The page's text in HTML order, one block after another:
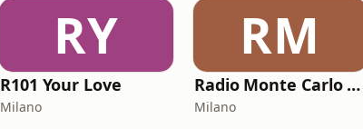
RY
R101 Your Love
Milano
RM
Radio Monte Carlo 2 - Amor Latino
Milano